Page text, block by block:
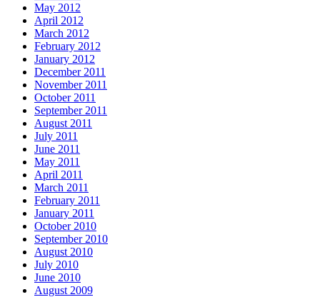
May 2012
April 2012
March 2012
February 2012
January 2012
December 2011
November 2011
October 2011
September 2011
August 2011
July 2011
June 2011
May 2011
April 2011
March 2011
February 2011
January 2011
October 2010
September 2010
August 2010
July 2010
June 2010
August 2009